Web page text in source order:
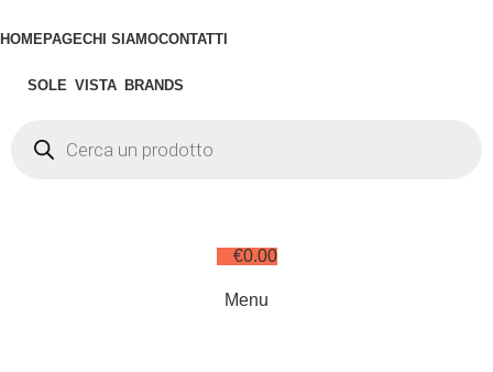
HOMEPAGECHI SIAMOCONTATTI
SOLE VISTA BRANDS
€0.00
Menu